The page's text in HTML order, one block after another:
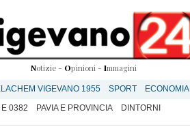
Notizie - Opinioni - Immagini
VIGEVANO 1955 SPORT ECONOMIA
0382 PAVIA E PROVINCIA DINTORNI